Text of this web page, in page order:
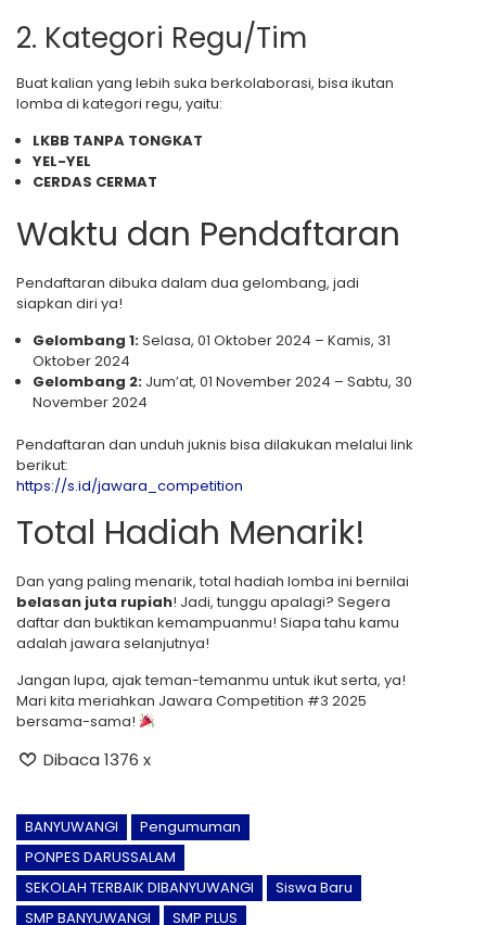
2. Kategori Regu/Tim
Buat kalian yang lebih suka berkolaborasi, bisa ikutan
lomba di kategori regu, yaitu:
LKBB TANPA TONGKAT
YEL-YEL
CERDAS CERMAT
Waktu dan Pendaftaran
Pendaftaran dibuka dalam dua gelombang, jadi
siapkan diri ya!
Gelombang 1:Selasa, 01 Oktober 2024 – Kamis, 31
Oktober 2024
Gelombang 2: Jum’at, 01 November 2024 – Sabtu, 30
November 2024
Pendaftaran dan unduh juknis bisa dilakukan melalui link
berikut:
https://s.id/jawara_competition
Total Hadiah Menarik!
Dan yang paling menarik, total hadiah lomba ini bernilai
belasan juta rupiah! Jadi, tunggu apalagi? Segera
daftar dan buktikan kemampuanmu! Siapa tahu kamu
adalah jawara selanjutnya!
Jangan lupa, ajak teman-temanmu untuk ikut serta, ya!
Mari kita meriahkan Jawara Competition #3 2025
bersama-sama!
Dibaca 1376 x
BANYUWANGI
Pengumuman
PONPES DARUSSALAM
SEKOLAH TERBAIK DIBANYUWANGI
Siswa Baru
SMP BANYUWANGI
SMP PLUS